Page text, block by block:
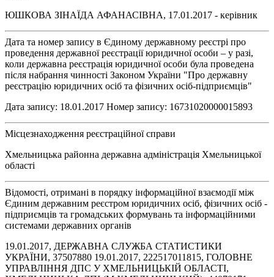
ЮШКОВА ЗІНАЇДА АФАНАСІВНА, 17.01.2017 - керівник
Дата та номер запису в Єдиному державному реєстрі про
проведення державної реєстрації юридичної особи – у разі,
коли державна реєстрація юридичної особи була проведена
після набрання чинності Законом України "Про державну
реєстрацію юридичних осіб та фізичних осіб-підприємців"
Дата запису: 18.01.2017 Номер запису: 16731020000015893
Місцезнаходження реєстраційної справи
Хмельницька районна державна адміністрація Хмельницької
області
Відомості, отримані в порядку інформаційної взаємодії між
Єдиним державним реєстром юридичних осіб, фізичних осіб -
підприємців та громадських формувань та інформаційними
системами державних органів
19.01.2017, ДЕРЖАВНА СЛУЖБА СТАТИСТИКИ
УКРАЇНИ, 37507880 19.01.2017, 222517011815, ГОЛОВНЕ
УПРАВЛІННЯ ДПС У ХМЕЛЬНИЦЬКІЙ ОБЛАСТІ,